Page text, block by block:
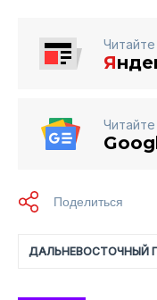
Я
ДАЛЬНЕВОСТОЧНЫЙ